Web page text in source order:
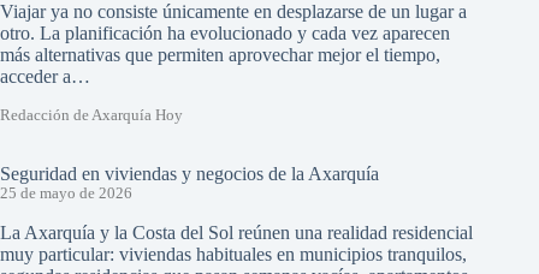
Viajar ya no consiste únicamente en desplazarse de un lugar a
otro. La planificación ha evolucionado y cada vez aparecen
más alternativas que permiten aprovechar mejor el tiempo,
acceder a…
Redacción de Axarquía Hoy
Seguridad en viviendas y negocios de la Axarquía
25 de mayo de 2026
La Axarquía y la Costa del Sol reúnen una realidad residencial
muy particular: viviendas habituales en municipios tranquilos,